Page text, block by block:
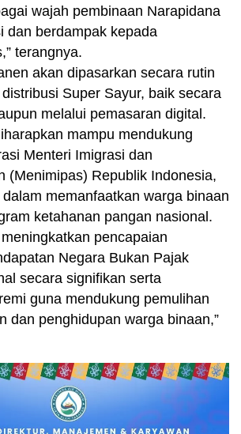
wajah pembinaan Narapidana
dan berdampak kepada
terangnya.
akan dipasarkan secara rutin
Super Sayur, baik secara
melalui pemasaran digital.
mampu mendukung
Menteri Imigrasi dan
(Menimipas) Republik Indonesia,
memanfaatkan warga binaan
ketahanan pangan nasional.
pencapaian
Negara Bukan Pajak
secara signifikan serta
guna mendukung pemulihan
dan penghidupan warga binaan,”